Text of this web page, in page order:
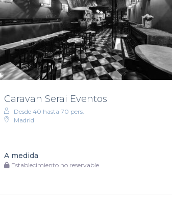
Caravan Serai Eventos
Desde 40 hasta 70 pers.
Madrid
A medida
Establecimiento no reservable